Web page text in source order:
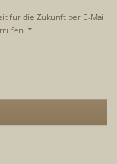
für die Zukunft per E-Mail
*